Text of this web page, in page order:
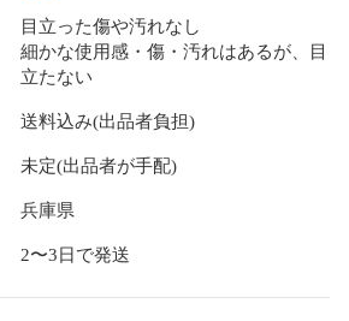
目立った傷や汚れなし
細かな使用感・傷・汚れはあるが、目
立たない
送料込み(出品者負担)
未定(出品者が手配)
兵庫県
2〜3日で発送